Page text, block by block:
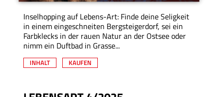
Inselhopping auf Lebens-Art: Finde deine Seligkeit
in einem eingeschneiten Bergsteigerdorf, sei ein
Farbklecks in der rauen Natur an der Ostsee oder
nimm ein Duftbad in Grasse...
INHALT KAUFEN